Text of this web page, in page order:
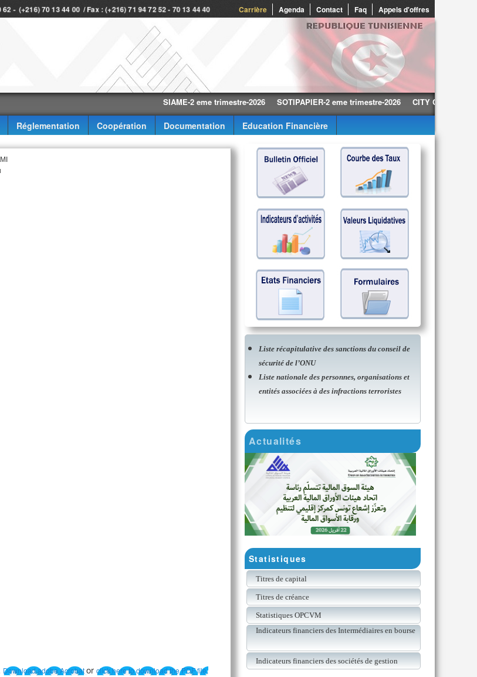
Carrière Agenda Contact Faq Appels d'offres
- (+216) 70 13 44 00 / Fax : (+216) 71 94 72 52 - 70 13 44 40
SIAME-2 eme trimestre-2026 SOTIPAPIER-2 eme trimestre-2026 CITY CARS-2 eme
Réglementation Coopération Documentation
Education Financière
Download adobe Acrobator click here to download the PDF file.
Liste récapitulative des sanctions du conseil de
sécurité de l’ONU
Liste nationale des personnes, organisations et
entités associées à des infractions terroristes
Actualités
Statistiques
Titres de capital
Titres de créance
Statistiques OPCVM
Indicateurs financiers des Intermédiaires en bourse
Indicateurs financiers des sociétés de gestion